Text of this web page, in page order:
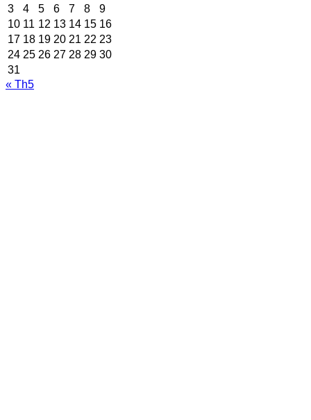
3
4 5 6 7 8
9
10 11 12 13 14 15 16
17 18 19 20 21 22 23
24 25 26 27 28 29 30
31
« Th5